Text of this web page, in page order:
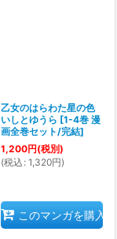
乙女のはらわた星の色
いしとゆうら [1-4巻 漫
画全巻セット/完結]
1,200円(税別)
(税込 : 1,320円)
このマンガを購入